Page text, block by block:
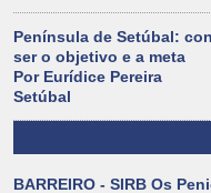
Península de Setúbal:
ser o objetivo e a meta
Por Eurídice Pereira
Setúbal
BARREIRO - SIRB Os